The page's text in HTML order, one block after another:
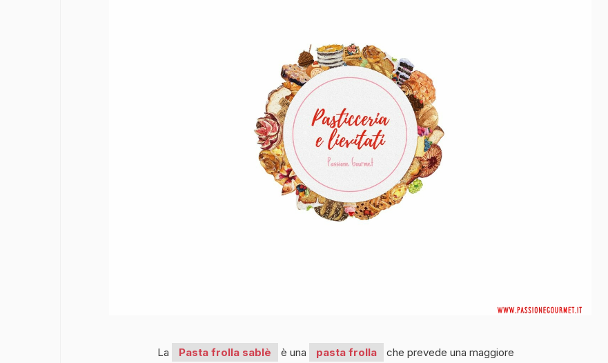
La Pasta frolla sablè è una pasta frolla
che prevede una maggiore